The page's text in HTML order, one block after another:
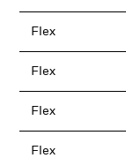
Flex
Flex
Flex
Flex